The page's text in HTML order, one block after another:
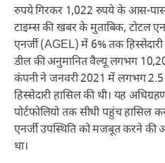
रुपये गिरकर 1,022 रुपये के आस-पास
टाइम्स की खबर के मुताबिक, टोटल
एनर्जी (AGEL) में 6% तक
डील की अनुमानित वैल्यू लगभग
कंपनी ने जनवरी 2021 में लगभग
हिस्सेदारी हासिल की थी। यह
पोर्टफोलियो तक सीधी पहुंच हासिल
एनर्जी उपस्थिति को मजबूत करने की
था।